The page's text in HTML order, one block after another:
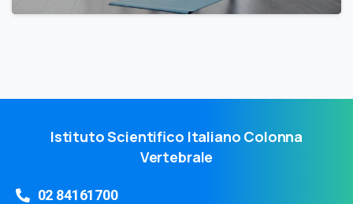
Istituto Scientifico Italiano Colonna
Vertebrale
02 84161700